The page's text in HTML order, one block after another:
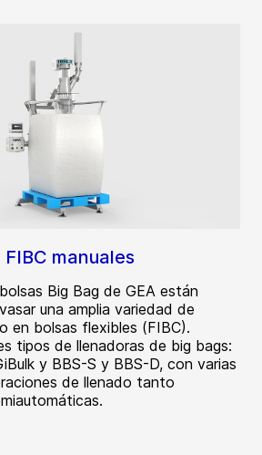
manuales
Big Bag de GEA están
una amplia variedad de
en bolsas flexibles (FIBC).
tipos de llenadoras de big bags:
y BBS-S y BBS-D, con varias
de llenado tanto